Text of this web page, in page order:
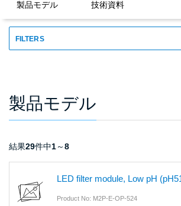
製品モデル 技術資料
FILTERS
製品モデル
結果29件中1～8
LED filter module, Low pH
Product No: M2P-E-OP-524